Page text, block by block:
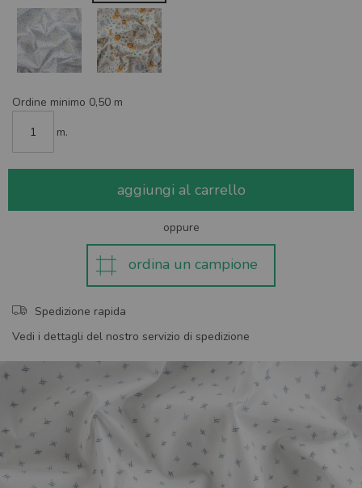
Ordine minimo 0,50 m
m.
aggiungi al carrello
oppure
ordina un campione
Spedizione rapida
Vedi i dettagli del nostro servizio di spedizione
to
end
the
gallery